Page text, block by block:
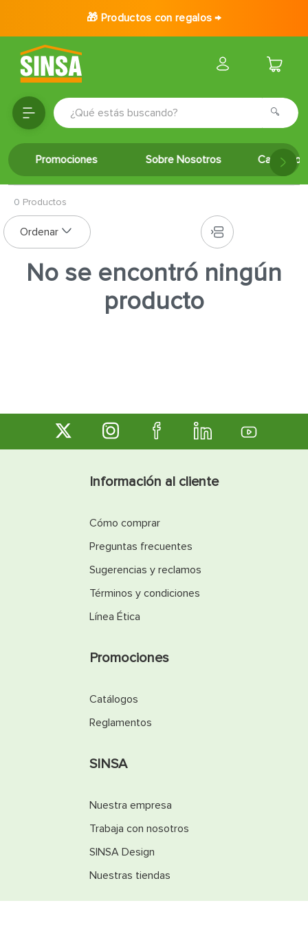
🎁 Productos con regalos →
¿Qué estás buscando?
Promociones Sobre Nosotros Catálogo
0 Productos
No se encontró ningún
producto
Información al cliente
Cómo comprar
Preguntas frecuentes
Sugerencias y reclamos
Términos y condiciones
Línea Ética
Promociones
Catálogos
Reglamentos
SINSA
Nuestra empresa
Trabaja con nosotros
SINSA Design
Nuestras tiendas
TÉRMINOS MÁS BUSCADOS
1.
porcelanato
2.
ceramica
puertas
cerradura
6.
azulejo
7.
fachaleta